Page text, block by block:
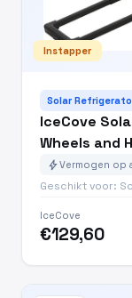
Instapper
Solar
IceCove
Wheels and
boltVermogen op
Geschikt voor:
IceCove
€129,60